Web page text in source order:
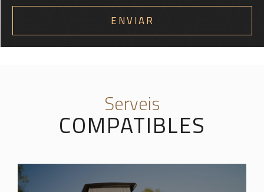
Serveis
COMPATIBLES